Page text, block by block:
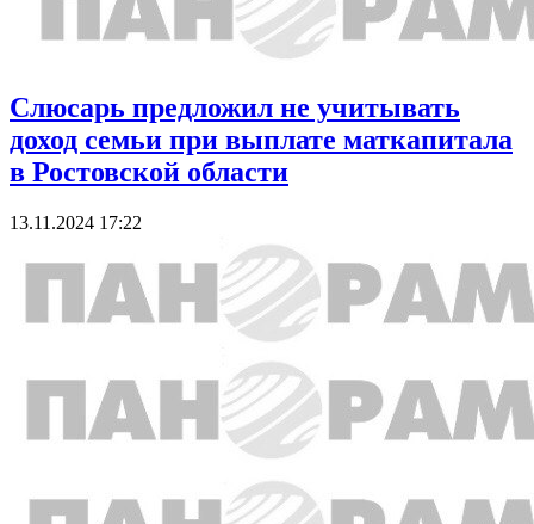
Слюсарь предложил не учитывать
доход семьи при выплате маткапитала
в Ростовской области
13.11.2024 17:22